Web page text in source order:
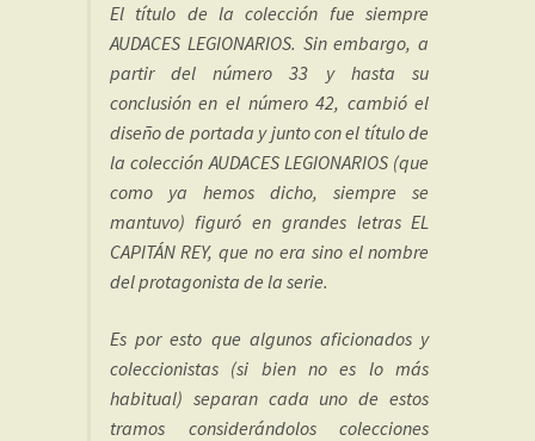
El título de la colección fue siempre
AUDACES LEGIONARIOS. Sin embargo, a
partir del número 33 y hasta su
conclusión en el número 42, cambió el
diseño de portada y junto con el título de
la colección AUDACES LEGIONARIOS (que
como ya hemos dicho, siempre se
mantuvo) figuró en grandes letras EL
CAPITÁN REY, que no era sino el nombre
del protagonista de la serie.
Es por esto que algunos aficionados y
coleccionistas (si bien no es lo más
habitual) separan cada uno de estos
tramos considerándolos colecciones